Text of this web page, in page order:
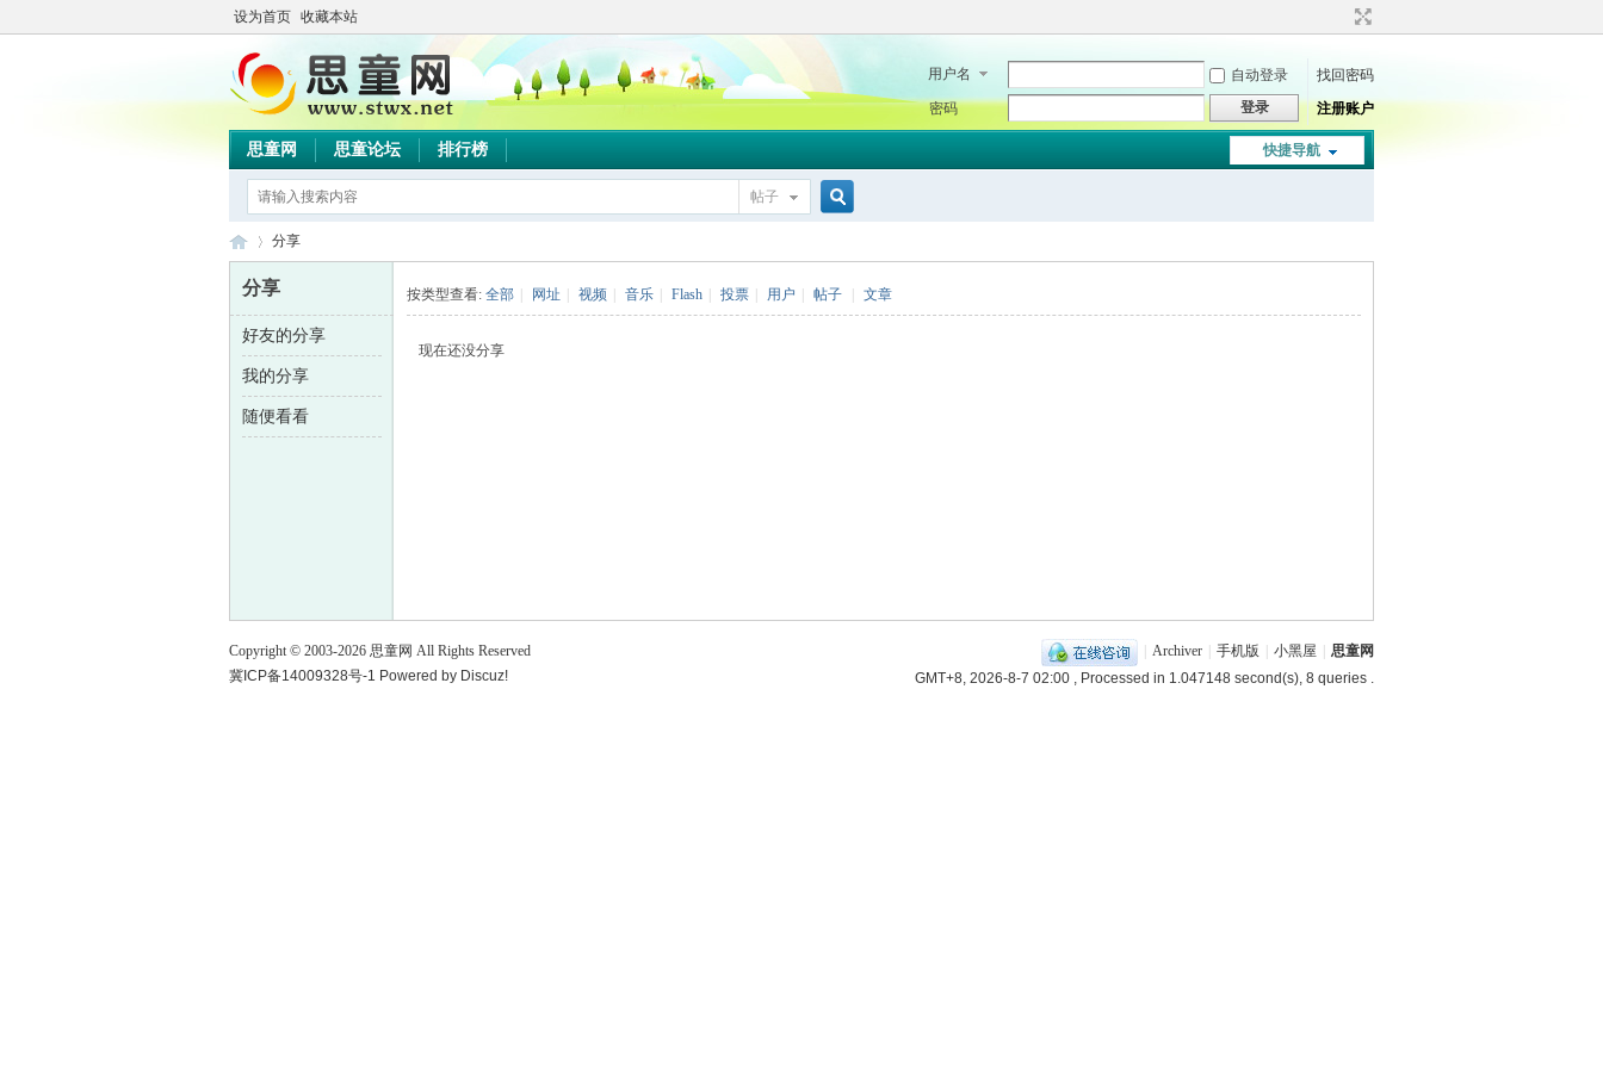
设为首页 收藏本站
用户名 自动登录
找回密码
密码
登录 注册账户
快捷导航
思童网 思童论坛 排行榜
帖子
思 ›
分享
分享
好友的分享
我的分享
随便看看
按类型查看: 全部 网址 视频 音乐 Flash 投票 用户 帖子 文章
现在还没分享
Archiver 手机版 小黑屋
思童网
GMT+8, 2026-8-7 02:00 , Processed in 1.047148 second(s), 8 queries .
Copyright © 2003-2026 思童网 All Rights Reserved
冀ICP备14009328号-1 Powered by Discuz!